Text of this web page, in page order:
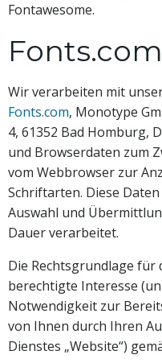
Fontawesome.
Fonts.com
Wir verarbeiten mit
Fonts.com, Monotype
4, 61352 Bad Homburg,
und Browserdaten zum
vom Webbrowser zur
Schriftarten. Diese
Auswahl und
Dauer verarbeitet.
Die Rechtsgrundlage
berechtigte Interesse
Notwendigkeit zur
von Ihnen durch Ihren
Dienstes „Website“)